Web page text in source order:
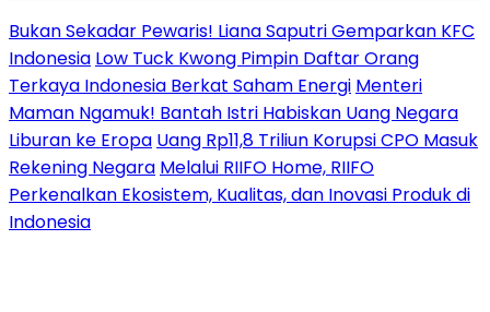
Bukan Sekadar Pewaris! Liana Saputri Gemparkan KFC
Indonesia Low Tuck Kwong Pimpin Daftar Orang
Terkaya Indonesia Berkat Saham Energi Menteri
Maman Ngamuk! Bantah Istri Habiskan Uang Negara
Liburan ke Eropa Uang Rp11,8 Triliun Korupsi CPO Masuk
Rekening Negara Melalui RIIFO Home, RIIFO
Perkenalkan Ekosistem, Kualitas, dan Inovasi Produk di
Indonesia